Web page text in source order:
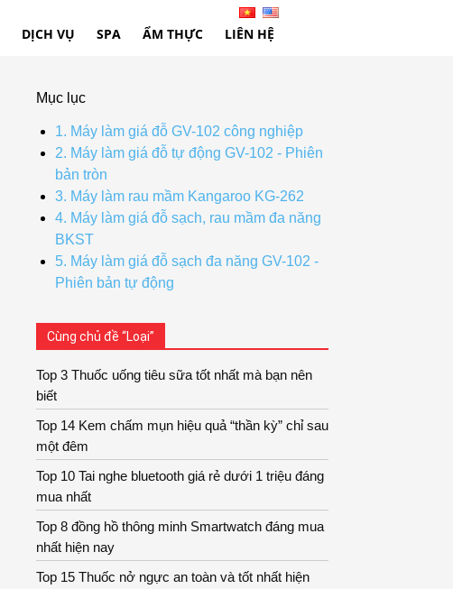
DỊCH VỤ SPA ẨM THỰC LIÊN HỆ
Mục lục
1. Máy làm giá đỗ GV-102 công nghiệp
2. Máy làm giá đỗ tự động GV-102 - Phiên
bản tròn
3. Máy làm rau mầm Kangaroo KG-262
4. Máy làm giá đỗ sạch, rau mầm đa năng
BKST
5. Máy làm giá đỗ sạch đa năng GV-102 -
Phiên bản tự động
Cùng chủ đề “Loại”
Top 3 Thuốc uống tiêu sữa tốt nhất mà bạn nên
biết
Top 14 Kem chấm mụn hiệu quả “thần kỳ” chỉ sau
một đêm
Top 10 Tai nghe bluetooth giá rẻ dưới 1 triệu đáng
mua nhất
Top 8 đồng hồ thông minh Smartwatch đáng mua
nhất hiện nay
Top 15 Thuốc nở ngực an toàn và tốt nhất hiện